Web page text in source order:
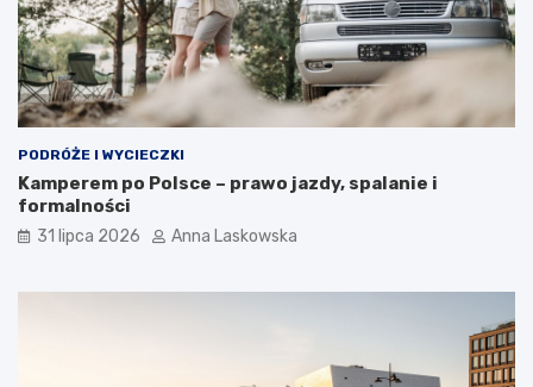
PODRÓŻE I WYCIECZKI
Kamperem po Polsce – prawo jazdy, spalanie i
formalności
31 lipca 2026 Anna Laskowska